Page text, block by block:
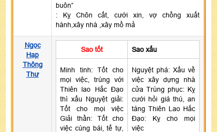
buôn”
: Kỵ Chôn cất, cưới xin, vợ chồng xuất
hành,xây nhà ,xây mồ mả
Ngọc
Hạp
Thông
Thư
Sao tốt Sao xấu
Minh tinh: Tốt cho
mọi việc, trùng với
Thiên lao Hắc Đạo
thì xấu Nguyệt giải:
Tốt cho mọi việc
Giải thần: Tốt cho
việc cúng bái, tế tự,
Nguyệt phá: Xấu về
việc xây dựng nhà
cửa Trùng phục: Kỵ
cưới hỏi giá thú, an
táng Thiên Lao Hắc
Đạo: Kỵ cho mọi
việc